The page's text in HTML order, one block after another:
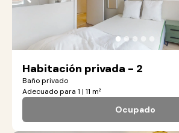
●● ● ● ●
Habitación privada - 2
Baño privado
Adecuado para 1 | 11 m²
Ocupado